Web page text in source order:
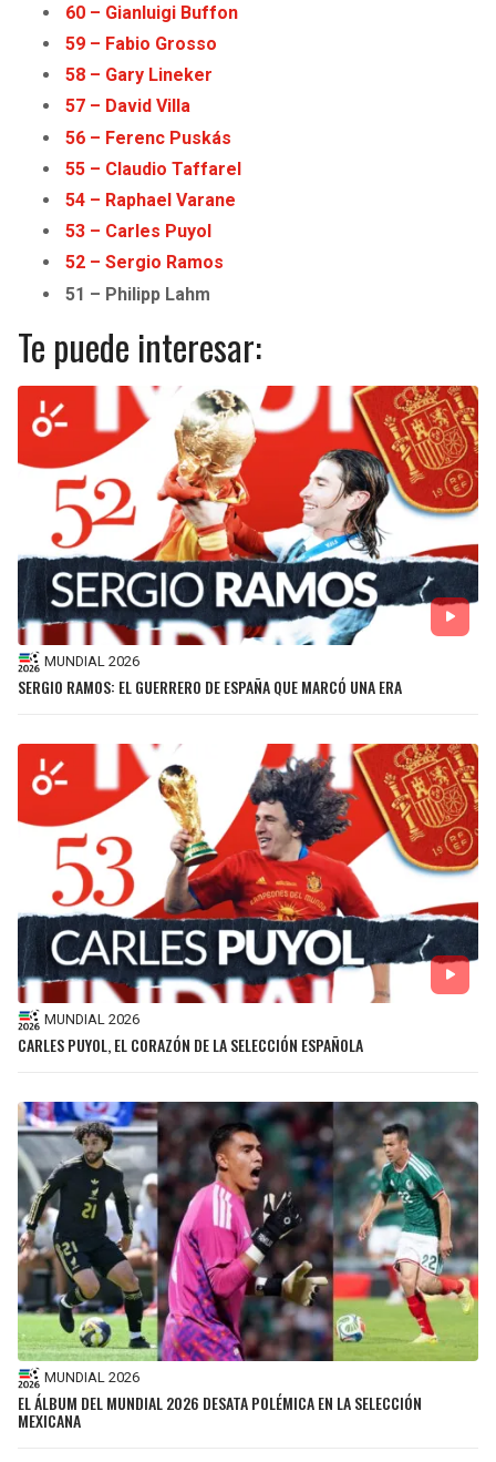
60 – Gianluigi Buffon
59 – Fabio Grosso
58 – Gary Lineker
57 – David Villa
56 – Ferenc Puskás
55 – Claudio Taffarel
54 – Raphael Varane
53 – Carles Puyol
52 – Sergio Ramos
51 – Philipp Lahm
Te puede interesar:
MUNDIAL 2026
SERGIO RAMOS: EL GUERRERO DE ESPAÑA QUE MARCÓ UNA ERA
MUNDIAL 2026
CARLES PUYOL, EL CORAZÓN DE LA SELECCIÓN ESPAÑOLA
MUNDIAL 2026
EL ÁLBUM DEL MUNDIAL 2026 DESATA POLÉMICA EN LA SELECCIÓN
MEXICANA